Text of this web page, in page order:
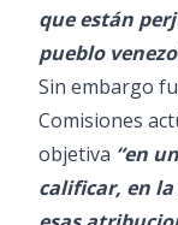
que están
pueblo
Sin embargo
Comisiones
objetiva “en
calificar, en